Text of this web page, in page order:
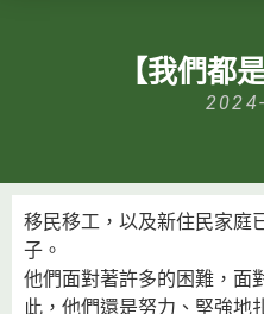
【我們都
移民移工，以及新住民家庭
子。
他們面對著許多的困難，面
此，他們還是努力、堅強地